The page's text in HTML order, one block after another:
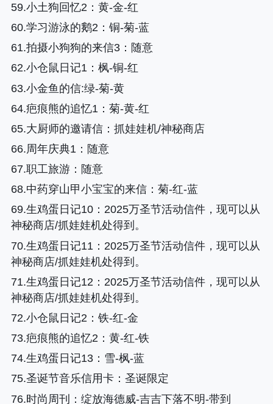
59.小土狗回忆2 ：黄-金-红
60.学习游泳的鹅2：铜-菊-蓝
61.拍摄小狗狗的来信3：随意
62.小仓鼠日记1：枫-铜-红
63.小金鱼的信:绿-菊-黄
64.疤痕熊的追忆1 ：菊-黄-红
65.大厨师的邀请信：抓娃娃机/神秘商店
66.周年庆典1：随意
67.职工旅游：随意
68.中药穿山甲小宝宝的来信：菊-红-蓝
69.生鸡蛋日记10：2025万圣节活动信件，现可以从
神秘商店/抓娃娃机处得到。
70.生鸡蛋日记11 ：2025万圣节活动信件，现可以从
神秘商店/抓娃娃机处得到。
71.生鸡蛋日记12 ：2025万圣节活动信件，现可以从
神秘商店/抓娃娃机处得到。
72.小仓鼠日记2 ：铁-红-金
73.疤痕熊的追忆2：黄-红-铁
74.生鸡蛋日记13：雪-枫-蓝
75.圣诞节音乐信用卡：圣诞限定
76.时尚周刊
：绽放海德威-吉吉下落不明-带到